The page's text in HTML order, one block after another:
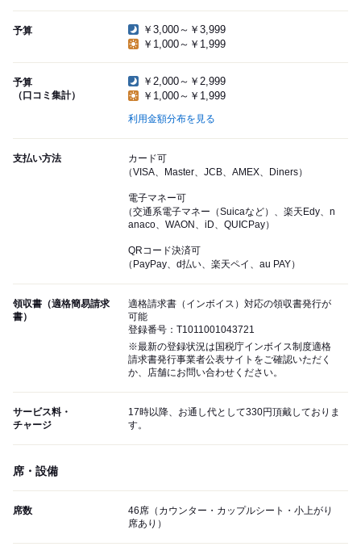
予算
￥3,000～￥3,999
￥1,000～￥1,999
予算
（口コミ集計）
￥2,000～￥2,999
￥1,000～￥1,999
利用金額分布を見る
支払い方法
カード可
（VISA、Master、JCB、AMEX、Diners）
電子マネー可
（交通系電子マネー（Suicaなど）、楽天Edy、n
anaco、WAON、iD、QUICPay）
QRコード決済可
（PayPay、d払い、楽天ペイ、au PAY）
領収書（適格簡易請求
書）
適格請求書（インボイス）対応の領収書発行が
可能
登録番号：T1011001043721
※最新の登録状況は国税庁インボイス制度適格
請求書発行事業者公表サイトをご確認いただく
か、店舗にお問い合わせください。
サービス料・
チャージ
17時以降、お通し代として330円頂戴しておりま
す。
席・設備
席数
46席（カウンター・カップルシート・小上がり
席あり）